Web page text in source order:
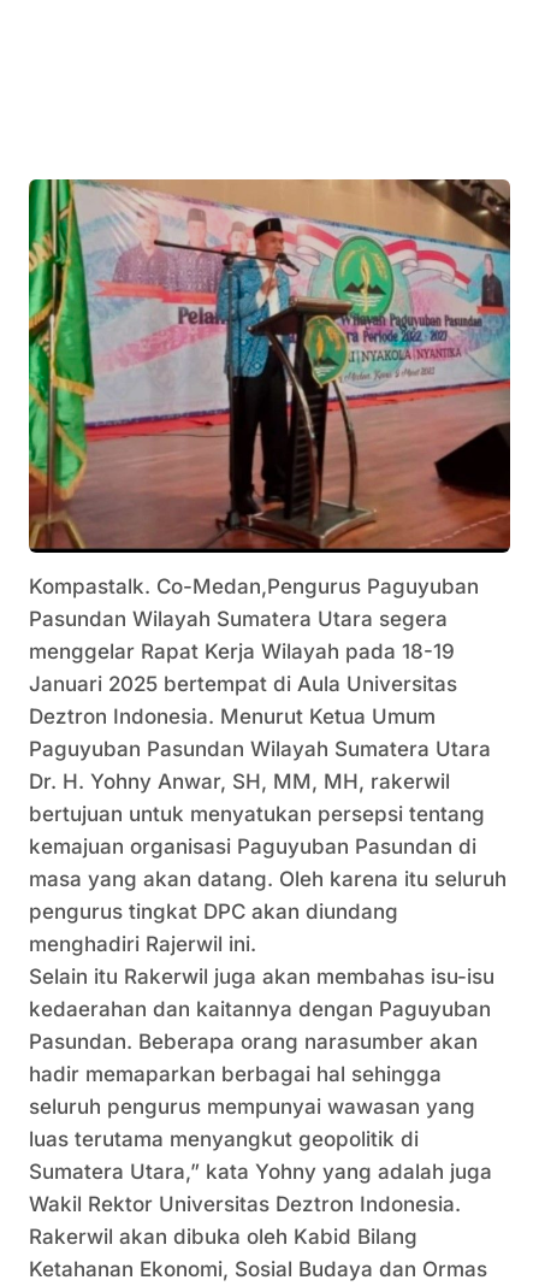
Kompastalk. Co-Medan,Pengurus Paguyuban
Pasundan Wilayah Sumatera Utara segera
menggelar Rapat Kerja Wilayah pada 18-19
Januari 2025 bertempat di Aula Universitas
Deztron Indonesia. Menurut Ketua Umum
Paguyuban Pasundan Wilayah Sumatera Utara
Dr. H. Yohny Anwar, SH, MM, MH, rakerwil
bertujuan untuk menyatukan persepsi tentang
kemajuan organisasi Paguyuban Pasundan di
masa yang akan datang. Oleh karena itu seluruh
pengurus tingkat DPC akan diundang
menghadiri Rajerwil ini.
Selain itu Rakerwil juga akan membahas isu-isu
kedaerahan dan kaitannya dengan Paguyuban
Pasundan. Beberapa orang narasumber akan
hadir memaparkan berbagai hal sehingga
seluruh pengurus mempunyai wawasan yang
luas terutama menyangkut geopolitik di
Sumatera Utara,” kata Yohny yang adalah juga
Wakil Rektor Universitas Deztron Indonesia.
Rakerwil akan dibuka oleh Kabid Bilang
Ketahanan Ekonomi, Sosial Budaya dan Ormas